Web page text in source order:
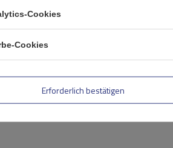
Cookies
Cookies
Erforderlich bestätigen